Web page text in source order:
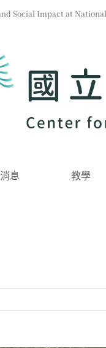
Social Impact at
息 教學